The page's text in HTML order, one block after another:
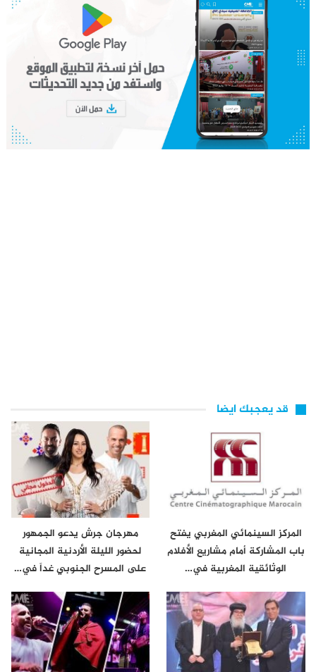
قد يعجبك ايضا
المركز السينمائي المغربي يفتح
باب المشاركة أمام مشاريع الأفلام
الوثائقية المغربية في…
مهرجان جرش يدعو الجمهور
لحضور الليلة الأردنية المجانية
على المسرح الجنوبي غداً في…